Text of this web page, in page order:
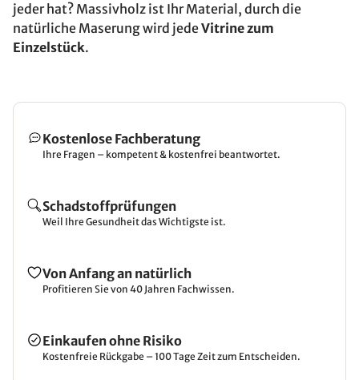
jeder hat? Massivholz ist Ihr Material, durch die
natürliche Maserung wird jedeVitrine zum
Einzelstück.
Kostenlose Fachberatung
Ihre Fragen – kompetent & kostenfrei beantwortet.
Schadstoffprüfungen
Weil Ihre Gesundheit das Wichtigste ist.
Von Anfang an natürlich
Profitieren Sie von 40 Jahren Fachwissen.
Einkaufen ohne Risiko
Kostenfreie Rückgabe – 100 Tage Zeit zum Entscheiden.